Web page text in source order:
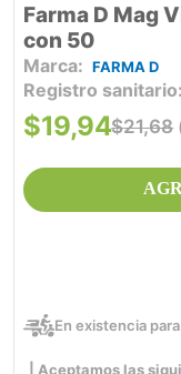
Farma D Mag
con 50
FARMA D
Registro sanitario
$21,68
$19,94
En existencia
| Aceptamos las